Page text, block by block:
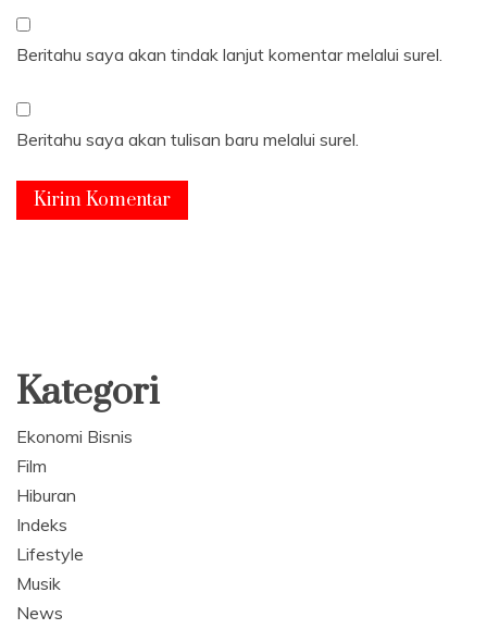
Beritahu saya akan tindak lanjut komentar melalui surel.
Beritahu saya akan tulisan baru melalui surel.
Kategori
Ekonomi Bisnis
Film
Hiburan
Indeks
Lifestyle
Musik
News